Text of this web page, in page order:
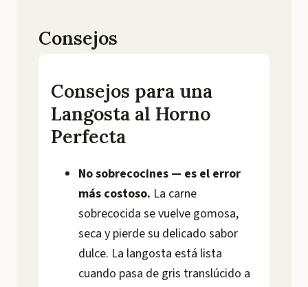
Consejos
Consejos para una
Langosta al Horno
Perfecta
No sobrecocines — es el error
más costoso. La carne
sobrecocida se vuelve gomosa,
seca y pierde su delicado sabor
dulce. La langosta está lista
cuando pasa de gris translúcido a